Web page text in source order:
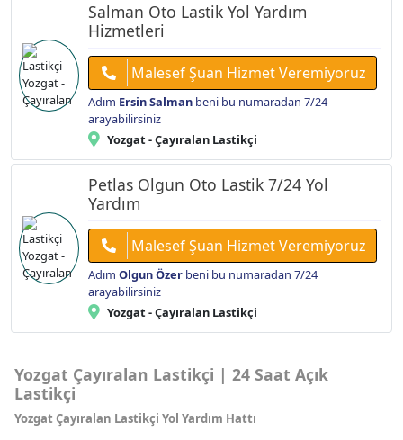
Salman Oto Lastik Yol Yardım
Hizmetleri
Malesef Şuan Hizmet Veremiyoruz
Adım Ersin Salmanbeni bu numaradan 7/24
arayabilirsiniz
Yozgat - Çayıralan Lastikçi
Petlas Olgun Oto Lastik 7/24 Yol
Yardım
Malesef Şuan Hizmet Veremiyoruz
Adım Olgun Özerbeni bu numaradan 7/24
arayabilirsiniz
Yozgat - Çayıralan Lastikçi
Yozgat Çayıralan Lastikçi | 24 Saat Açık
Lastikçi
Yozgat Çayıralan Lastikçi Yol Yardım Hattı